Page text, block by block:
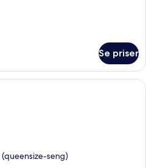
Se priser
Et hotelværelse med en stor seng,
(queensize-seng)